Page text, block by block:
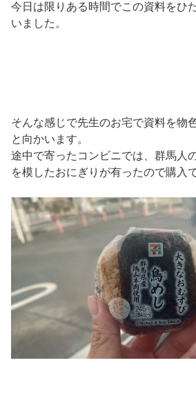
今日は限りある時間でこの資料をひ
いました。
そんな感じで先生のお宅で資料を物
と向かいます。
途中で寄ったコンビニでは、群馬人
を模したおにぎりが有ったので購入で